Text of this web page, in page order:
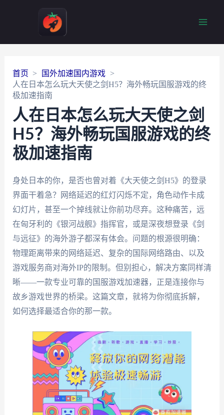
首页
国外加速国内游戏
人在日本怎么玩大天使之剑H5？海外畅玩国服游戏的终
极加速指南
人在日本怎么玩大天使之剑
H5？海外畅玩国服游戏的终
极加速指南
身处日本的你，是否也曾对着《大天使之剑H5》的登录
界面干着急？网络延迟的红灯闪烁不定，角色动作卡成
幻灯片，甚至一个掉线就让你前功尽弃。这种痛苦，远
在匈牙利的《银河战舰》指挥官，或是深夜想登录《剑
与远征》的海外游子都深有体会。问题的根源很明确：
物理距离带来的网络延迟、复杂的国际网络路由、以及
游戏服务商对海外IP的限制。但别担心，解决方案同样清
晰——一款专业可靠的国服游戏加速器，正是连接你与
故乡游戏世界的桥梁。这篇文章，就将为你彻底拆解，
如何选择最适合你的那一款。